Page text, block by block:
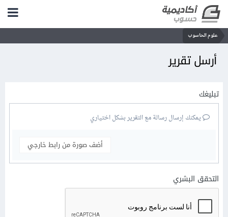
علوم الحاسوب
أرسل تقرير
تبليغك
يمكنك إرسال رسالة مع التقرير بشكل اختياري
أضف صورة من رابط خارجي
التحقق البشري